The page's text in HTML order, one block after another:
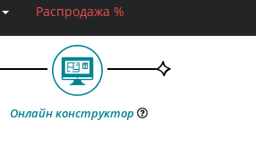
Распродажа %
Онлайн конструктор